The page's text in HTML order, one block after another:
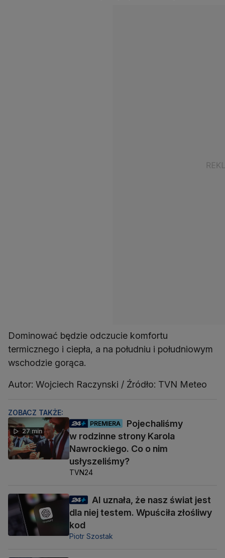
Dominować będzie odczucie komfortu
termicznego i ciepła, a na południu i południowym
wschodzie gorąca.
Autor: Wojciech Raczynski / Źródło: TVN Meteo
ZOBACZ TAKŻE:
27 min
PREMIERA
Pojechaliśmy
w rodzinne strony Karola
Nawrockiego. Co o nim
usłyszeliśmy?
TVN24
AI uznała, że nasz świat jest
dla niej testem. Wpuściła złośliwy
kod
Piotr Szostak